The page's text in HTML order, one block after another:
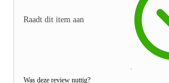
Raadt dit item aan
Was deze review nuttig?